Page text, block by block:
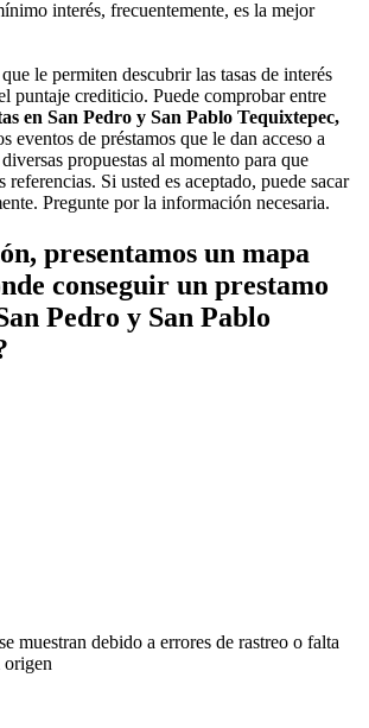
interés, frecuentemente, es la mejor
le permiten descubrir las tasas de interés
puntaje crediticio. Puede comprobar entre
en San Pedro y San Pablo Tequixtepec,
eventos de préstamos que le dan acceso a
propuestas al momento para que
referencias. Si usted es aceptado, puede sacar
Pregunte por la información necesaria.
presentamos un mapa
conseguir un prestamo
Pedro y San Pablo
muestran debido a errores de rastreo o falta